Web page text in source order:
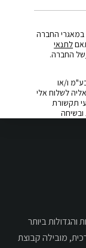
החברה
לתנאי
של החברה.
ו/או
לשלוח אלי
תקשורת
ובשיחה
והגדולות ביותר
מובילה קבוצת